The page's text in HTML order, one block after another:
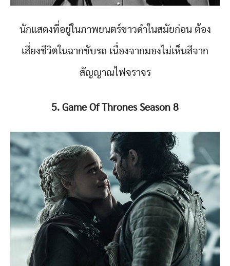
นักแสดงที่อยู่ในภาพยนตร์ขาวดำในสมัยก่อน ต้อง
เสี่ยงชีวิตในฉากขับรถ เนื่องจากมองไม่เห็นสีจาก
สัญญาณไฟจราจร
5. Game Of Thrones Season 8